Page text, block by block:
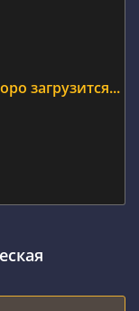
загрузится...